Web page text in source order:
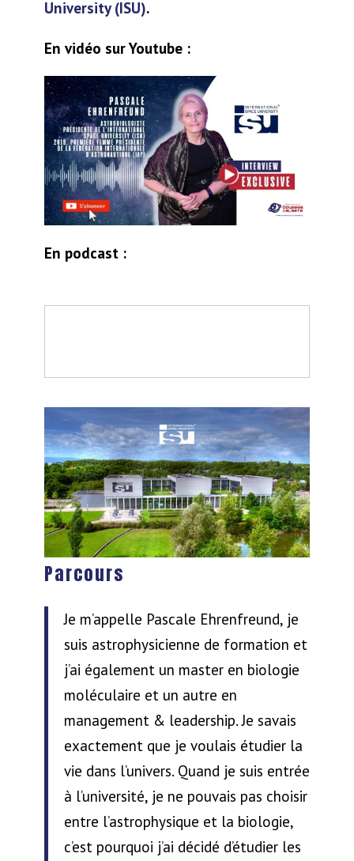
University (ISU).
En vidéo sur Youtube :
En podcast :
Parcours
Je m’appelle Pascale Ehrenfreund, je
suis astrophysicienne de formation et
j’ai également un master en biologie
moléculaire et un autre en
management & leadership. Je savais
exactement que je voulais étudier la
vie dans l’univers. Quand je suis entrée
à l’université, je ne pouvais pas choisir
entre l’astrophysique et la biologie,
c’est pourquoi j’ai décidé d’étudier les